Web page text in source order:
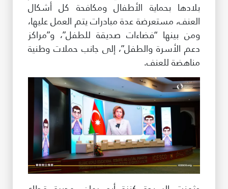
بلادها بحماية الأطفال ومكافحة كل أشكال
العنف، مستعرضة عدة مبادرات يتم العمل عليها،
ومن بينها “فضاءات صديقة للطفل”، و”مراكز
دعم الأسرة والطفل”، إلى جانب حملات وطنية
مناهضة للعنف.